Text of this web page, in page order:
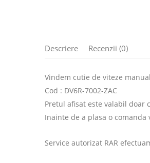
Descriere Recenzii (0)
Vindem cutie de viteze
Cod : DV6R-7002-ZAC
Pretul afisat este valabil doar
Inainte de a plasa o
Service autorizat RAR